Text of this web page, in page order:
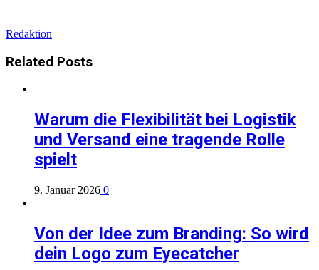
Redaktion
Related Posts
Warum die Flexibilität bei Logistik
und Versand eine tragende Rolle
spielt
9. Januar 2026 0
Von der Idee zum Branding: So wird
dein Logo zum Eyecatcher